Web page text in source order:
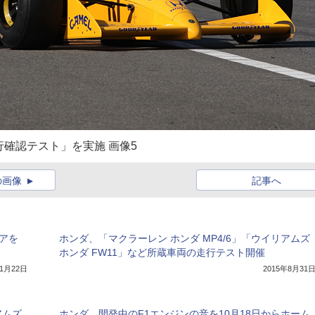
認テスト」を実施 画像5
記事へ
像
を
月22日
ホンダ、「マクラーレン ホンダ MP4/6」「ウイリアムズ
ホンダ FW11」など所蔵車両の走行テスト開催
2015年8月31日